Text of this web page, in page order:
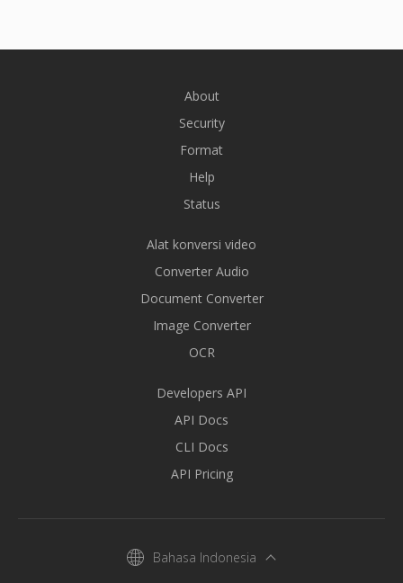
About
Security
Format
Help
Status
Alat konversi video
Converter Audio
Document Converter
Image Converter
OCR
Developers API
API Docs
CLI Docs
API Pricing
Bahasa Indonesia